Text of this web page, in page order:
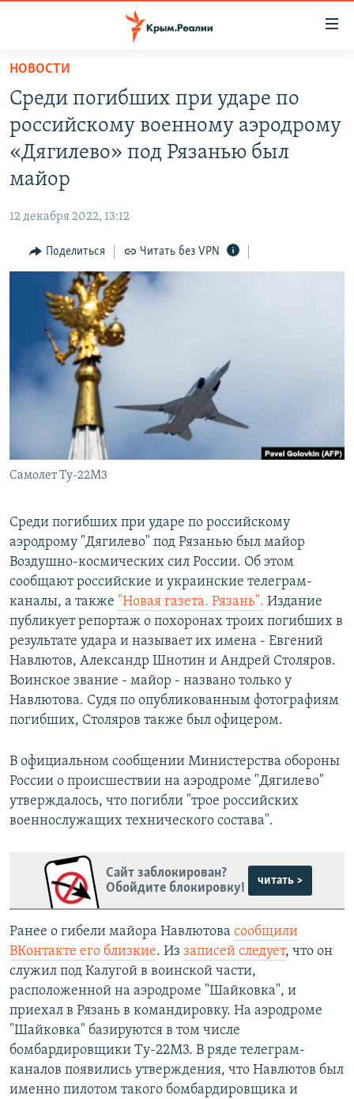
Вернуться
основному
содержанию
Вернутся
главной
Вернутся
поиску
СПЕЦПРОЕКТЫ
ГРУЗ 200
КАРТА ВОЕННЫХ ОБЪЕКТОВ КРЫМА
ВОДА
ИСТОРИЯ
ИНТЕРАКТИВ
ИНФОГРАФИКА
ТЕЛЕПРОЕКТ КРЫМ.РЕАЛИИ
СОВЕТЫ ПРАВОЗАЩИТНИКОВ
ПРОПАВШИЕ БЕЗ ВЕСТИ
ПОБЕДИТЕЛЕЙ НЕ СУДЯТ?
КРЫМ.НЕПОКОРЕННЫЙ
УКРАИНСКАЯ ПРОБЛЕМА КРЫМА
РАДІО СВОБОДА
КАК ОБОЙТИ БЛОКИРОВКУ
Українською
Qırımtatar
ПРИСОЕДИНЯЙТЕСЬ!
Все сайты RFE/RL
НОВОСТИ
Среди погибших при ударе по
российскому военному аэродрому
«Дягилево» под Рязанью был
майор
12 декабря 2022, 13:12
Поделиться Читать без VPN
Самолет Ту-22М3
Среди погибших при ударе по российскому
аэродрому "Дягилево" под Рязанью был майор
Воздушно-космических сил России. Об этом
сообщают российские и украинские телеграм-
каналы, а также "Новая газета. Рязань". Издание
публикует репортаж о похоронах троих погибших в
результате удара и называет их имена - Евгений
Навлютов, Александр Шнотин и Андрей Столяров.
Воинское звание - майор - названо только у
Навлютова. Судя по опубликованным фотографиям
погибших, Столяров также был офицером.
В официальном сообщении Министерства обороны
России о происшествии на аэродроме "Дягилево"
утверждалось, что погибли "трое российских
военнослужащих технического состава".
Сайт заблокирован?
Обойдите блокировку!
читать >
Ранее о гибели майора Навлютова сообщили
ВКонтакте его близкие. Из записей следует, что он
служил под Калугой в воинской части,
расположенной на аэродроме "Шайковка", и
приехал в Рязань в командировку. На аэродроме
"Шайковка" базируются в том числе
бомбардировщики Ту-22М3. В ряде телеграм-
каналов появились утверждения, что Навлютов был
именно пилотом такого бомбардировщика и